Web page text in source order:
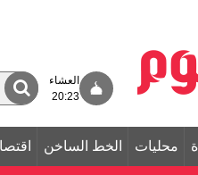
العشاء
20:23
محليات الخط الساخن